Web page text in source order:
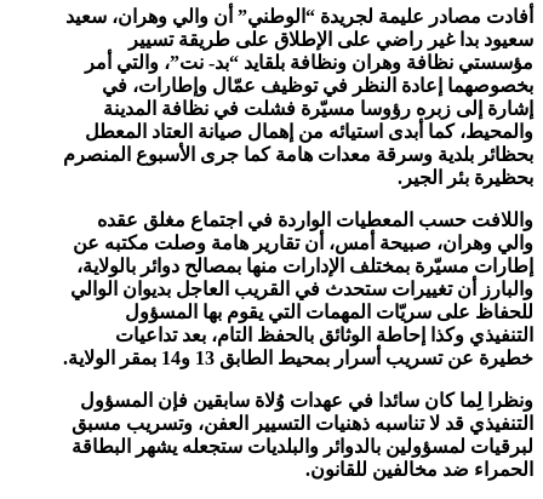
أفادت مصادر عليمة لجريدة “الوطني” أن والي وهران، سعيد
سعيود بدا غير راضي على الإطلاق على طريقة تسيير
مؤسستي نظافة وهران ونظافة بلقايد “بد- نت”، والتي أمر
بخصوصهما إعادة النظر في توظيف عمّال وإطارات، في
إشارة إلى زبره رؤوسا مسيّرة فشلت في نظافة المدينة
والمحيط، كما أبدى استيائه من إهمال صيانة العتاد المعطل
بحظائر بلدية وسرقة معدات هامة كما جرى الأسبوع المنصرم
بحظيرة بئر الجير.
واللافت حسب المعطيات الواردة في اجتماع مغلق عقده
والي وهران، صبيحة أمس، أن تقارير هامة وصلت مكتبه عن
إطارات مسيّرة بمختلف الإدارات منها بمصالح دوائر بالولاية،
والبارز أن تغييرات ستحدث في القريب العاجل بديوان الوالي
للحفاظ على سريّات المهمات التي يقوم بها المسؤول
التنفيذي وكذا إحاطة الوثائق بالحفظ التام، بعد تداعيات
خطيرة عن تسريب أسرار بمحيط الطابق 13 و14 بمقر الولاية.
ونظرا لِما كان سائدا في عهدات وُلاة سابقين فإن المسؤول
التنفيذي قد لا تناسبه ذهنيات التسيير العفن، وتسريب مسبق
لبرقيات لمسؤولين بالدوائر والبلديات ستجعله يشهر البطاقة
الحمراء ضد مخالفين للقانون.